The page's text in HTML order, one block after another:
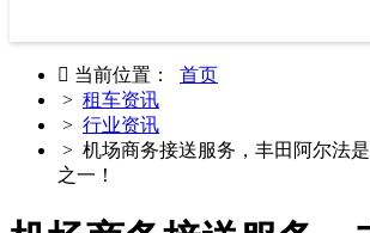
 当前位置： 首页
> 租车资讯
> 行业资讯
> 机场商务接送服务，丰田阿尔法
之一！